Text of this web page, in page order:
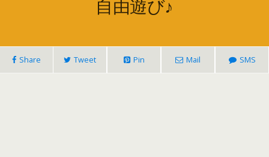
Share Tweet Pin Mail SMS